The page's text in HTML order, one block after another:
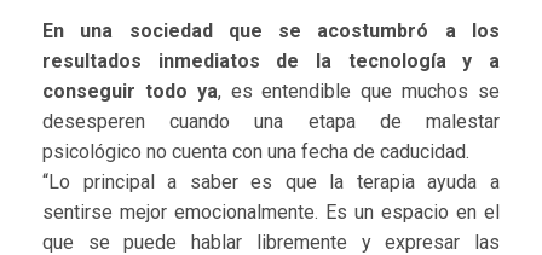
En una sociedad que se acostumbró a los
resultados inmediatos de la tecnología y a
conseguir todo ya, es entendible que muchos se
desesperen cuando una etapa de malestar
psicológico no cuenta con una fecha de caducidad.
“Lo principal a saber es que la terapia ayuda a
sentirse mejor emocionalmente. Es un espacio en el
que se puede hablar libremente y expresar las